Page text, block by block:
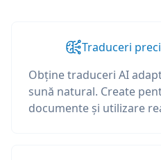
Traduceri
Obține traduceri AI
sună natural. Create
documente și utilizare